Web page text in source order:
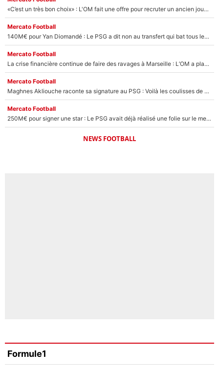
«C’est un très bon choix» : L'OM fait une offre pour recruter un ancien joueur du PSG... et c'est validé dans l'After Foot !
Mercato Football
140M€ pour Yan Diomandé : Le PSG a dit non au transfert qui bat tous les records sur le mercato
Mercato Football
La crise financière continue de faire des ravages à Marseille : L’OM a placé 12 joueurs sur le marché des transferts… et ça pourrait lui rapporter près de 100M€ !
Mercato Football
Maghnes Akliouche raconte sa signature au PSG : Voilà les coulisses de son transfert de rêve à 50M€
Mercato Football
250M€ pour signer une star : Le PSG avait déjà réalisé une folie sur le mercato bien avant Neymar !
NEWS FOOTBALL
Formule1